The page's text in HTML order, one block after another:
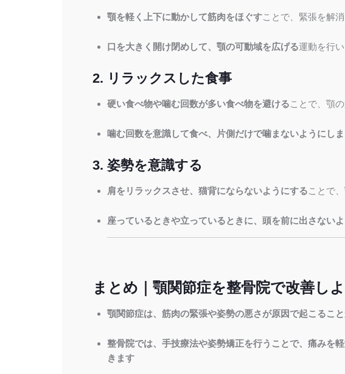
顎を軽く上下に動かして筋肉をほぐすことで、緊張を解
口を大きく開け閉めして、顎の可動域を広げる運動を行
2. リラックスした食事
硬い食べ物や噛む回数が多い食べ物を避けることで、顎
噛む回数を意識して食べ、片側だけで噛まないようにしま
3. 姿勢を意識する
肩をリラックスさせ、猫背にならないようにすることで
座っているときや立っているときに、頭を前に出さない
まとめ｜顎関節症を整骨院で改善し
顎関節症は、筋肉の緊張や姿勢の悪さが原因で起こるこ
整骨院では、手技療法や姿勢矯正を行うことで、痛みを
きます